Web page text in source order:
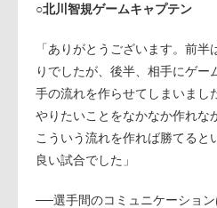
○北川智規ゲームキャプテン
「ありがとうございます。前
りでしたが、後半、相手にゲー
手の流れを作らせてしまいまし
やりたいことをなかなか作れな
こういう流れを作れば勝てると
良い試合でした」
──選手間のコミュニケーション